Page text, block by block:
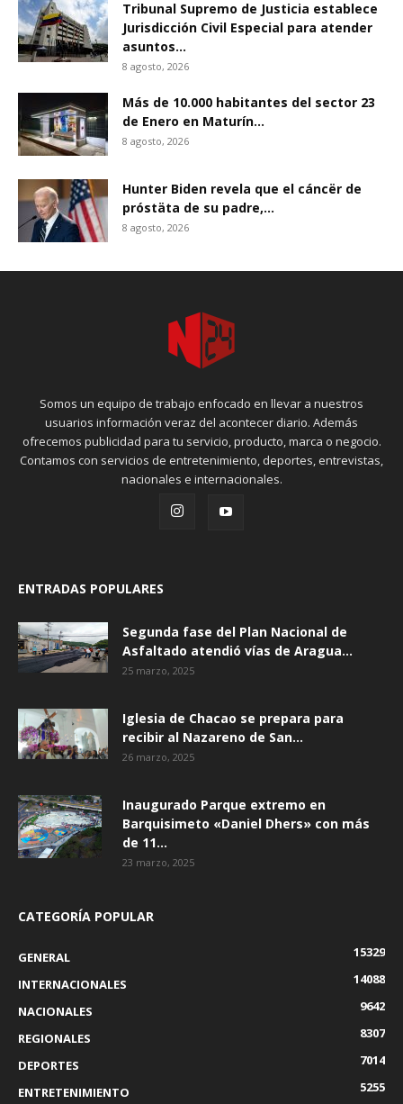
Tribunal Supremo de Justicia establece
Jurisdicción Civil Especial para atender
asuntos...
8 agosto, 2026
Más de 10.000 habitantes del sector 23
de Enero en Maturín...
8 agosto, 2026
Hunter Biden revela que el cáncër de
próstäta de su padre,...
8 agosto, 2026
Somos un equipo de trabajo enfocado en llevar a nuestros
usuarios información veraz del acontecer diario. Además
ofrecemos publicidad para tu servicio, producto, marca o negocio.
Contamos con servicios de entretenimiento, deportes, entrevistas,
nacionales e internacionales.
ENTRADAS POPULARES
Segunda fase del Plan Nacional de
Asfaltado atendió vías de Aragua...
25 marzo, 2025
Iglesia de Chacao se prepara para
recibir al Nazareno de San...
26 marzo, 2025
Inaugurado Parque extremo en
Barquisimeto «Daniel Dhers» con más
de 11...
23 marzo, 2025
CATEGORÍA POPULAR
GENERAL
15329
INTERNACIONALES
14088
NACIONALES
9642
REGIONALES
8307
DEPORTES
7014
ENTRETENIMIENTO
5255